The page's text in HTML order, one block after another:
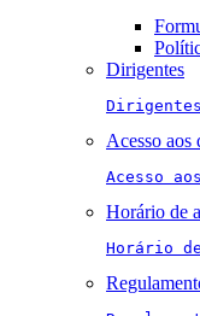
Dirigentes
Dirigentes
Acesso
Acesso
Horário de
Horário